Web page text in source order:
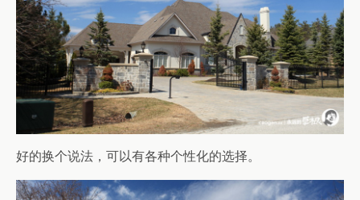
好的换个说法，可以有各种个性化的选择。